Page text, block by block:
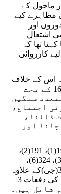
ماحول کے
مظاہرے کیے
اور
اشتعال
تھا کہ
کارروائی
اس کے خلاف
نوئیڈا فیز-2 تھانے میں درج ایف آئی آر نمبر 165/2026 کے تحت
سنگین
اجتماع،
ڈالنا،
اور
ایف آئی آر میں بی این ایس کی دفعات 109(1)، 191(1)، 191(2)،
121(2)، 132، 133، 125، 127(2)، 115(2)، 352، 351(3)، 324(6)،
61(2)، 326(ایف)، 190، 191(3)، 324(4)، 324(5)، 326(جی)کے علاوہ
عوامی املاک کو نقصان پہنچانے سے متعلق قانون کی دفعات 3